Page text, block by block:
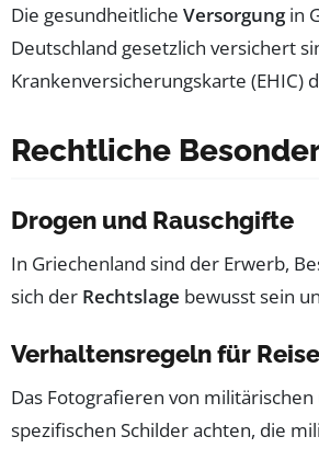
Die gesundheitliche Versorgungin
Deutschland gesetzlich versichert
Krankenversicherungskarte (EHIC)
Rechtliche
Drogen und Rauschgifte
In Griechenland sind der Erwerb,
sich der Rechtslage bewusst sein
Verhaltensregeln für
Das Fotografieren von
spezifischen Schilder achten, die